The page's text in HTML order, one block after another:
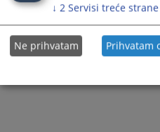
↓ 2 Servisi treće strane
Ne prihvatam Prihvatam